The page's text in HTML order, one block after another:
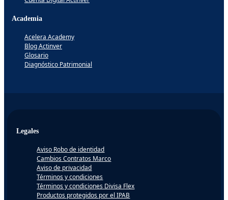
Academia
Acelera Academy
Blog Actinver
Glosario
Diagnóstico Patrimonial
Legales
Aviso Robo de identidad
Cambios Contratos Marco
Aviso de privacidad
Términos y condiciones
Términos y condiciones Divisa Flex
Productos protegidos por el IPAB